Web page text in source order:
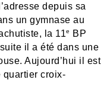
depuis sa
un gymnase au
la 11e
BP
il a été dans une
Aujourd’hui il est
quartier croix-